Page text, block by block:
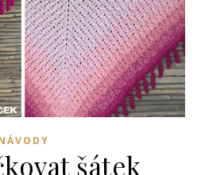
šátek